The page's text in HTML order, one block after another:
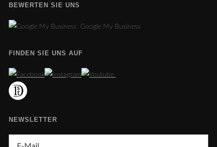
BEWERTEN SIE UNS
Google My Business
FINDEN SIE UNS AUF
NEWSLETTER